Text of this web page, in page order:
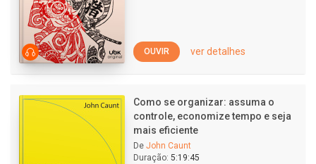
OUVIR ver detalhes
Como se organizar: assuma o
controle, economize tempo e seja
mais eficiente
De John Caunt
Duração: 5:19:45